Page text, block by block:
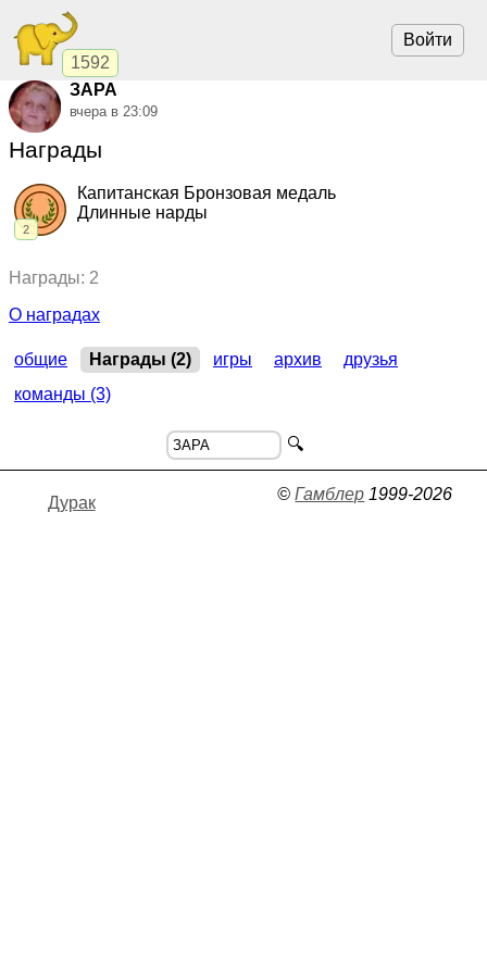
1592
Войти
ЗАРА
вчера в 23:09
Награды
2
Капитанская Бронзовая медаль
Длинные нарды
2023, Длинные нарды.
Награды: 2
О наградах
общие Награды (2) игры архив
друзья
команды (3)
🔍
Дурак ©Гамблер 1999-2026